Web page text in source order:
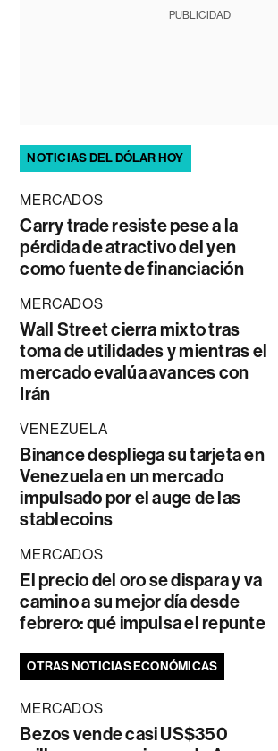
PUBLICIDAD
NOTICIAS DEL DÓLAR HOY
MERCADOS
Carry trade resiste pese a la
pérdida de atractivo del yen
como fuente de financiación
MERCADOS
Wall Street cierra mixto tras
toma de utilidades y mientras el
mercado evalúa avances con
Irán
VENEZUELA
Binance despliega su tarjeta en
Venezuela en un mercado
impulsado por el auge de las
stablecoins
MERCADOS
El precio del oro se dispara y va
camino a su mejor día desde
febrero: qué impulsa el repunte
OTRAS NOTICIAS ECONÓMICAS
MERCADOS
Bezos vende casi US$350